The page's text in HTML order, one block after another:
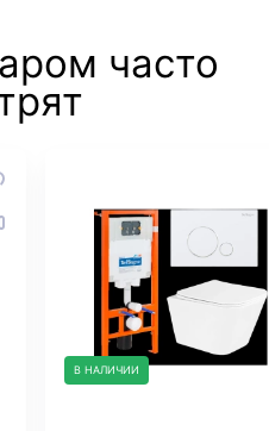
часто
В НАЛИЧИИ